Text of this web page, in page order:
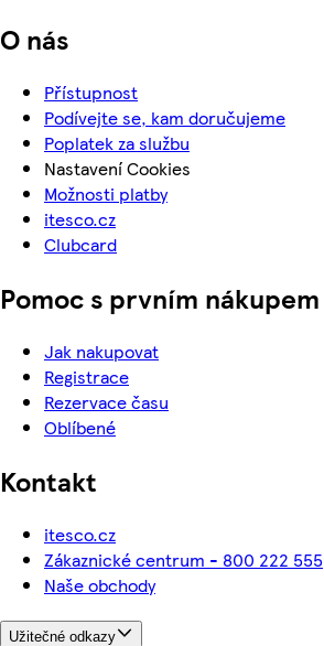
O nás
Přístupnost
Podívejte se, kam doručujeme
Poplatek za službu
Nastavení Cookies
Možnosti platby
itesco.cz
Clubcard
Pomoc s prvním nákupem
Jak nakupovat
Registrace
Rezervace času
Oblíbené
Kontakt
itesco.cz
Zákaznické centrum - 800 222 555
Naše obchody
Užitečné odkazy